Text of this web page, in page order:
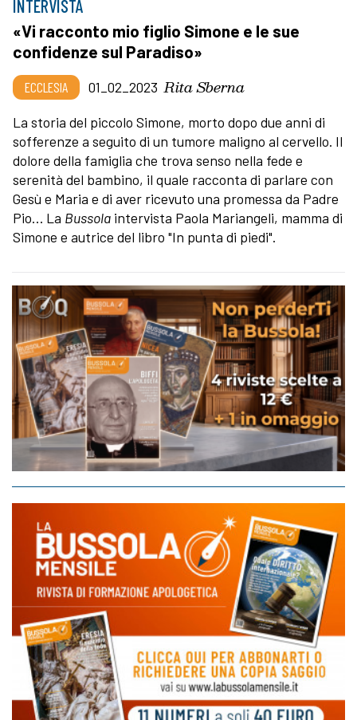
INTERVISTA
«Vi racconto mio figlio Simone e le sue
confidenze sul Paradiso»
ECCLESIA 01_02_2023 Rita Sberna
La storia del piccolo Simone, morto dopo due anni di
sofferenze a seguito di un tumore maligno al cervello. Il
dolore della famiglia che trova senso nella fede e
serenità del bambino, il quale racconta di parlare con
Gesù e Maria e di aver ricevuto una promessa da Padre
Pio… La Bussola intervista Paola Mariangeli, mamma di
Simone e autrice del libro "In punta di piedi".